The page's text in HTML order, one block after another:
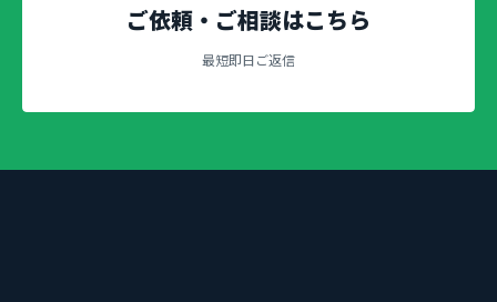
ご依頼・ご相談はこちら
最短即日ご返信